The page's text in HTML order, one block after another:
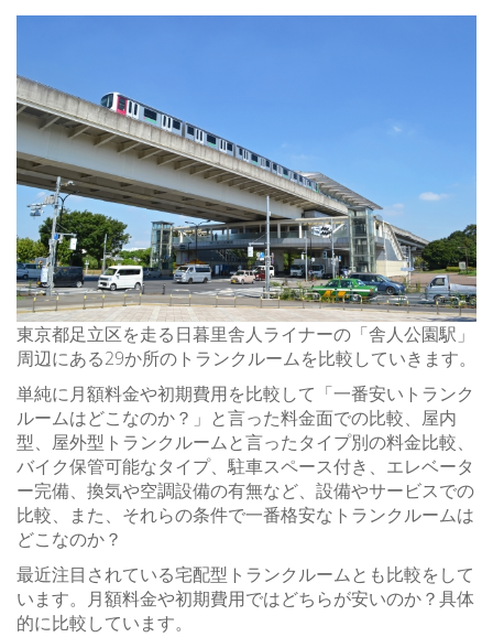
東京都足立区を走る日暮里舎人ライナーの「舎人公園駅」
周辺にある29か所のトランクルームを比較していきます。
単純に月額料金や初期費用を比較して「一番安いトランク
ルームはどこなのか？」と言った料金面での比較、屋内
型、屋外型トランクルームと言ったタイプ別の料金比較、
バイク保管可能なタイプ、駐車スペース付き、エレベータ
ー完備、換気や空調設備の有無など、設備やサービスでの
比較、また、それらの条件で一番格安なトランクルームは
どこなのか？
最近注目されている宅配型トランクルームとも比較をして
います。月額料金や初期費用ではどちらが安いのか？具体
的に比較しています。